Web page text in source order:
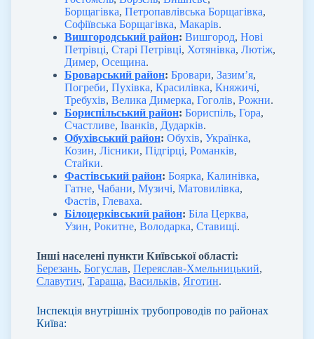
Борщагівка, Петропавлівська Борщагівка,
Софіївська Борщагівка, Макарів.
Вишгородський район: Вишгород, Нові
Петрівці, Старі Петрівці, Хотянівка, Лютіж,
Димер, Осещина.
Броварський район: Бровари, Зазим’я,
Погреби, Пухівка, Красилівка, Княжичі,
Требухів, Велика Димерка, Гоголів, Рожни.
Бориспільський район: Бориспіль, Гора,
Счастливе, Іванків, Дударків.
Обухівський район: Обухів, Українка,
Козин, Лісники, Підгірці, Романків,
Стайки.
Фастівський район: Боярка, Калинівка,
Гатне, Чабани, Музичі, Матовилівка,
Фастів, Глеваха.
Білоцерківський район: Біла Церква,
Узин, Рокитне, Володарка, Ставищі.
Інші населені пункти Київської області:
Березань, Богуслав, Переяслав-Хмельницький,
Славутич, Тараща, Васильків, Яготин.
Інспекція внутрішніх трубопроводів по районах
Київа: